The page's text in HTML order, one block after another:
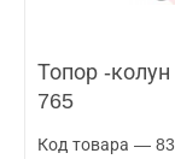
Топор -
765
Код товара —